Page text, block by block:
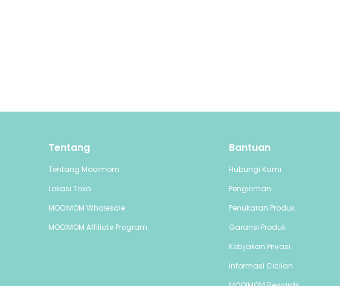
Tentang
Tentang Mooimom
Lokasi Toko
MOOIMOM Wholesale
MOOIMOM Affiliate Program
Bantuan
Hubungi Kami
Pengiriman
Penukaran Produk
Garansi Produk
Kebijakan Privasi
Informasi Cicilan